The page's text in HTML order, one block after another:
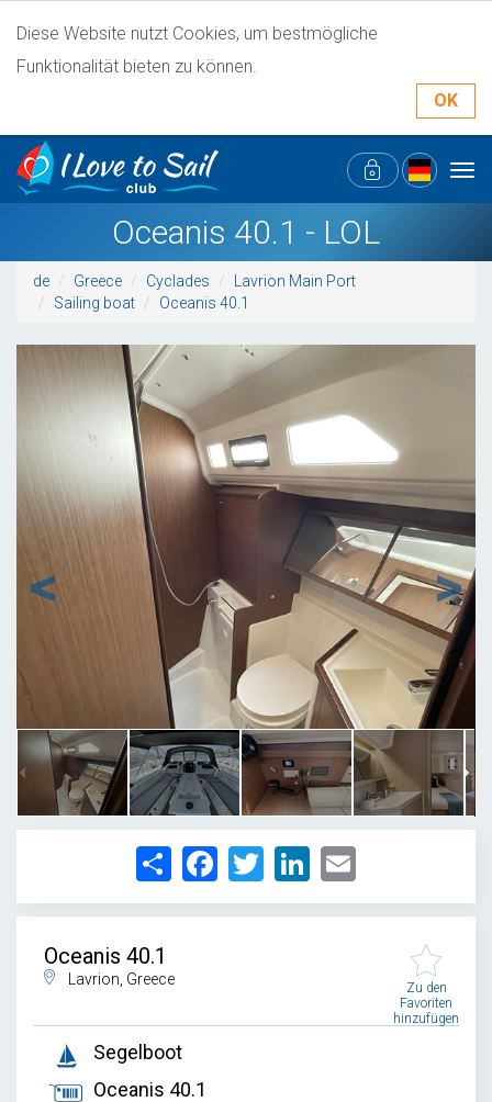
Diese Website nutzt Cookies, um bestmögliche
Funktionalität bieten zu können.
OK
Oceanis 40.1 - LOL
de Greece Cyclades
Lavrion Main Port
Sailing boat
Oceanis 40.1
29
Share FacebookTwitter LinkedIn
Oceanis 40.1
Lavrion, Greece
Zu den
Favoriten
hinzufügen
Segelboot
Oceanis 40.1